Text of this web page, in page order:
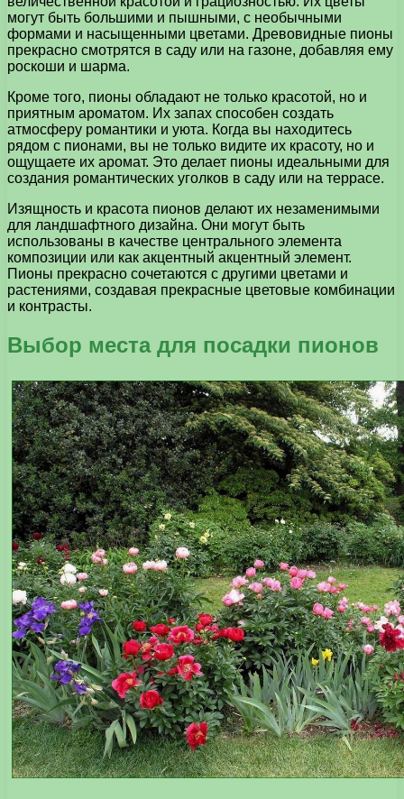
могут быть большими и пышными, с необычными
формами и насыщенными цветами. Древовидные пионы
прекрасно смотрятся в саду или на газоне, добавляя ему
роскоши и шарма.
Кроме того, пионы обладают не только красотой, но и
приятным ароматом. Их запах способен создать
атмосферу романтики и уюта. Когда вы находитесь
рядом с пионами, вы не только видите их красоту, но и
ощущаете их аромат. Это делает пионы идеальными для
создания романтических уголков в саду или на террасе.
Изящность и красота пионов делают их незаменимыми
для ландшафтного дизайна. Они могут быть
использованы в качестве центрального элемента
композиции или как акцентный акцентный элемент.
Пионы прекрасно сочетаются с другими цветами и
растениями, создавая прекрасные цветовые комбинации
и контрасты.
Выбор места для посадки пионов